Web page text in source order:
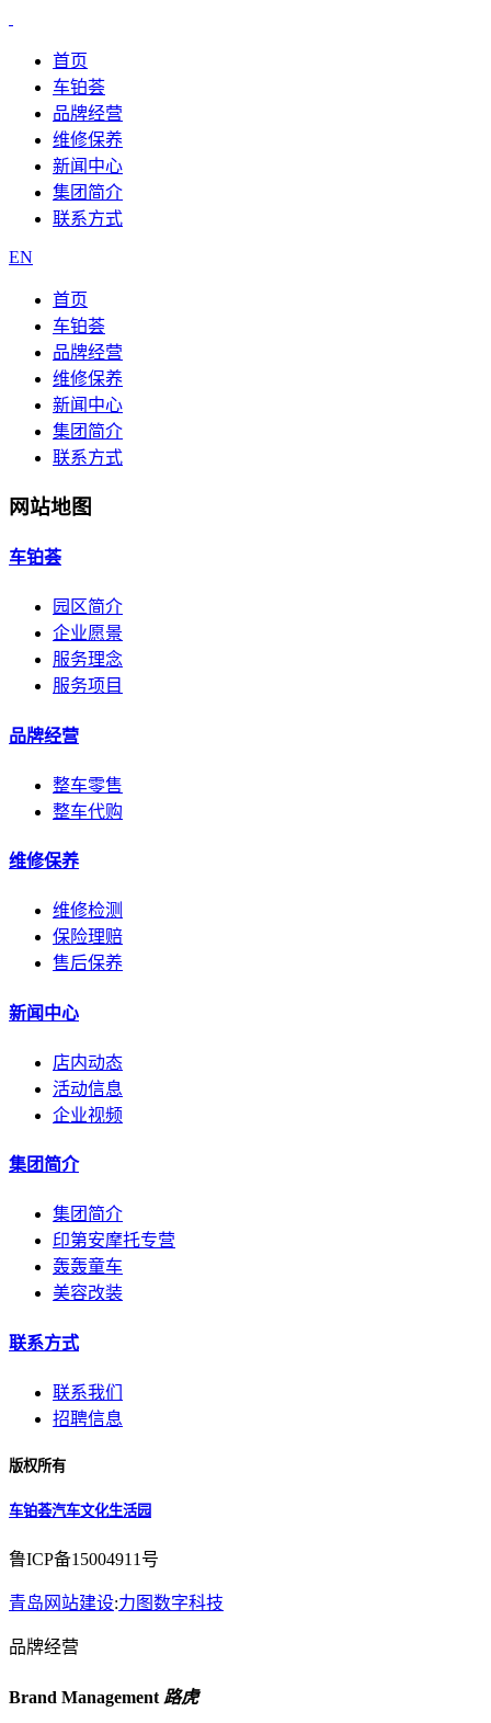
首页
车铂荟
品牌经营
维修保养
新闻中心
集团简介
联系方式
EN
首页
车铂荟
品牌经营
维修保养
新闻中心
集团简介
联系方式
网站地图
车铂荟
园区简介
企业愿景
服务理念
服务项目
品牌经营
整车零售
整车代购
维修保养
维修检测
保险理赔
售后保养
新闻中心
店内动态
活动信息
企业视频
集团简介
集团简介
印第安摩托专营
轰轰童车
美容改装
联系方式
联系我们
招聘信息
版权所有
车铂荟汽车文化生活园
鲁ICP备15004911号
青岛网站建设:力图数字科技
品牌经营
Brand Management 路虎